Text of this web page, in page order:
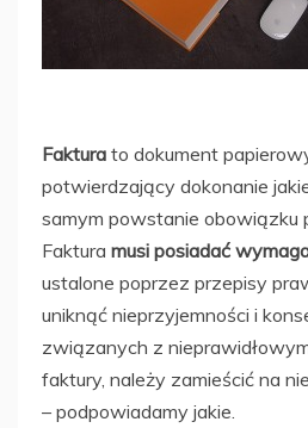
Faktura to dokument
potwierdzający dokonanie
samym powstanie obowiązku
Faktura musi posiadać
ustalone poprzez przepisy
uniknąć nieprzyjemności i
związanych z
faktury, należy zamieścić na
– podpowiadamy jakie.